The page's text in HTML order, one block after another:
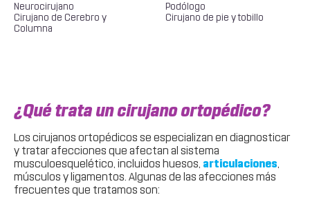
Neurocirujano
Cirujano de Cerebro y
Columna
Podólogo
Cirujano de pie y tobillo
¿Qué trata un cirujano ortopédico?
Los cirujanos ortopédicos se especializan en diagnosticar
y tratar afecciones que afectan al sistema
musculoesquelético, incluidos huesos, articulaciones
músculos y ligamentos. Algunas de las afecciones más
frecuentes que tratamos son: